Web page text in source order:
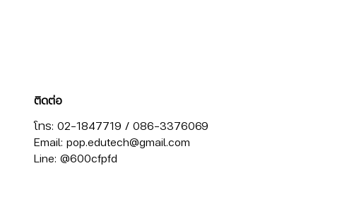
ติดต่อ
โทร: 02-1847719 / 086-3376069
Email: pop.edutech@gmail.com
Line: @600cfpfd